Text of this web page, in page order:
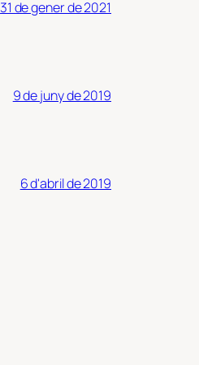
31 de gener de 2021
9 de juny de 2019
6 d'abril de 2019